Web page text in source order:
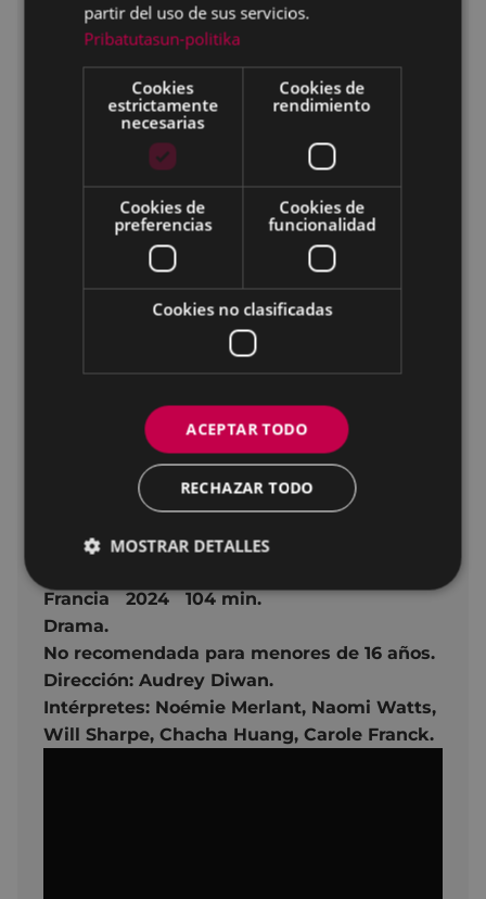
22:30 SALA 1 ARETOA
Domingo 13 20:00 SALA 1 ARETOA
19:30 SALA 1 ARETOA
Ficha técnica
Francia 2024104 min.
Drama.
No recomendada para menores de 16 años.
Dirección: Audrey Diwan.
Intérpretes: Noémie Merlant, Naomi Watts,
Will Sharpe, Chacha Huang, Carole Franck.
partir del uso de sus servicios.
Pribatutasun-politika
Cookies
estrictamente
necesarias
Cookies de
rendimiento
Cookies de
preferencias
Cookies de
funcionalidad
Cookies no clasificadas
ACEPTAR TODO
RECHAZAR TODO
MOSTRAR DETALLES